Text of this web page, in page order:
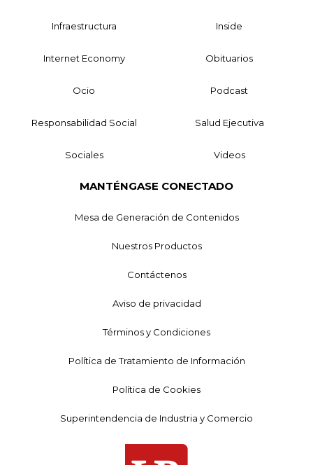
Infraestructura Inside
Internet Economy Obituarios
Ocio Podcast
Responsabilidad Social Salud Ejecutiva
Sociales Videos
MANTÉNGASE CONECTADO
Mesa de Generación de Contenidos
Nuestros Productos
Contáctenos
Aviso de privacidad
Términos y Condiciones
Política de Tratamiento de Información
Política de Cookies
Superintendencia de Industria y Comercio